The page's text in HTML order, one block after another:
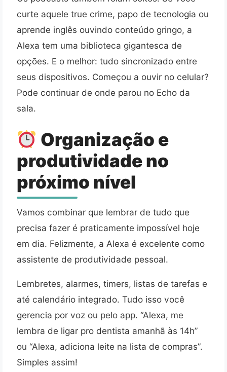
curte aquele true crime, papo de tecnologia ou
aprende inglês ouvindo conteúdo gringo, a
Alexa tem uma biblioteca gigantesca de
opções. E o melhor: tudo sincronizado entre
seus dispositivos. Começou a ouvir no celular?
Pode continuar de onde parou no Echo da
sala.
Organização e
produtividade no
próximo nível
Vamos combinar que lembrar de tudo que
precisa fazer é praticamente impossível hoje
em dia. Felizmente, a Alexa é excelente como
assistente de produtividade pessoal.
Lembretes, alarmes, timers, listas de tarefas e
até calendário integrado. Tudo isso você
gerencia por voz ou pelo app. “Alexa, me
lembra de ligar pro dentista amanhã às 14h”
ou “Alexa, adiciona leite na lista de compras”.
Simples assim!